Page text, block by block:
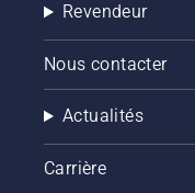
Revendeur
Nous contacter
Actualités
Carrière